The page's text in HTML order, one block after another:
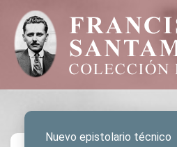
Nuevo epistolario técnico